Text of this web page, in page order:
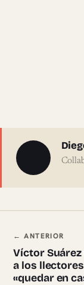
Sobre
← ANTERIOR
Víctor
a los
«quedar en